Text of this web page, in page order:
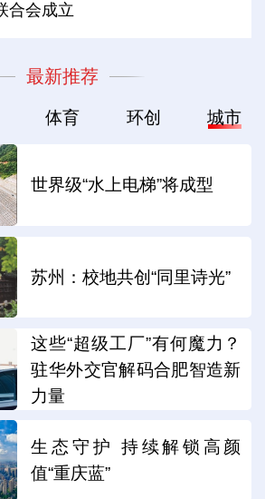
合会成立
最新推荐
体育 环创 城市
世界级“水上电梯”将成型
苏州：校地共创“同里诗光”
这些“超级工厂”有何魔力？
驻华外交官解码合肥智造新
力量
生态守护 持续解锁高颜
值“重庆蓝”